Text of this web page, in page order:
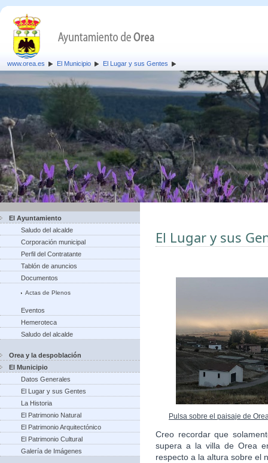
www.orea.es El Municipio El Lugar y sus Gentes
El Ayuntamiento
Saludo del alcalde
Corporación municipal
Perfil del Contratante
Tablón de anuncios
Documentos
Actas de Plenos
Eventos
Hemeroteca
Saludo del alcalde
Orea y la despoblación
El Municipio
Datos Generales
El Lugar y sus Gentes
La Historia
El Patrimonio Natural
El Patrimonio Arquitectónico
El Patrimonio Cultural
Galería de Imágenes
El Lugar y sus
Pulsa sobre el paisaje de
Creo recordar que
supera a la villa de Orea
respecto a la altura sobre el